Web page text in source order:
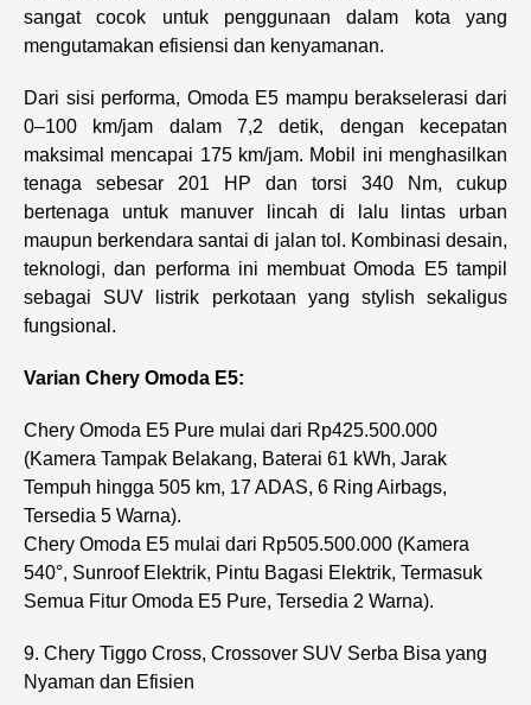
sangat cocok untuk penggunaan dalam kota yang
mengutamakan efisiensi dan kenyamanan.
Dari sisi performa, Omoda E5 mampu berakselerasi dari
0–100 km/jam dalam 7,2 detik, dengan kecepatan
maksimal mencapai 175 km/jam. Mobil ini menghasilkan
tenaga sebesar 201 HP dan torsi 340 Nm, cukup
bertenaga untuk manuver lincah di lalu lintas urban
maupun berkendara santai di jalan tol. Kombinasi desain,
teknologi, dan performa ini membuat Omoda E5 tampil
sebagai SUV listrik perkotaan yang stylish sekaligus
fungsional.
Varian Chery Omoda E5:
Chery Omoda E5 Pure mulai dari Rp425.500.000
(Kamera Tampak Belakang, Baterai 61 kWh, Jarak
Tempuh hingga 505 km, 17 ADAS, 6 Ring Airbags,
Tersedia 5 Warna).
Chery Omoda E5 mulai dari Rp505.500.000 (Kamera
540°, Sunroof Elektrik, Pintu Bagasi Elektrik, Termasuk
Semua Fitur Omoda E5 Pure, Tersedia 2 Warna).
9. Chery Tiggo Cross, Crossover SUV Serba Bisa yang
Nyaman dan Efisien